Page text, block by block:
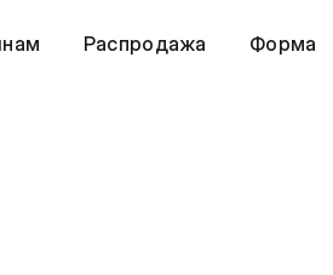
Распродажа Форма